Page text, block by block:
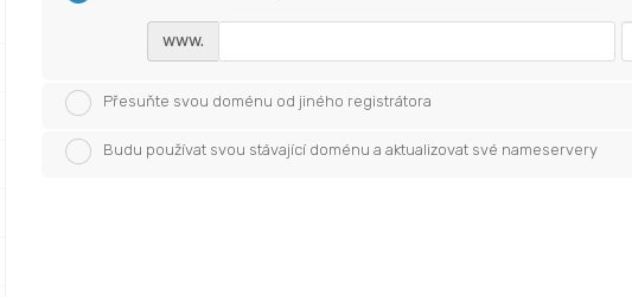
www.
Přesuňte svou doménu od jiného registrátora
Budu používat svou stávající doménu a aktualizovat své nameservery